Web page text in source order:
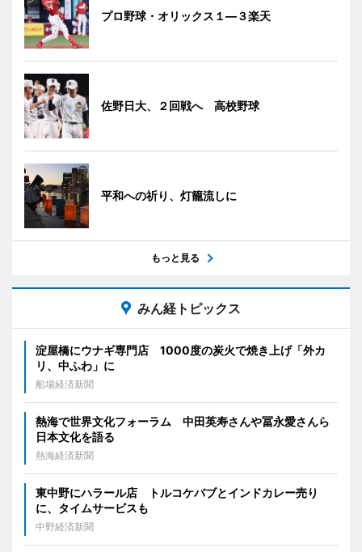
プロ野球・オリックス１―３楽天
佐野日大、２回戦へ 高校野球
平和への祈り、灯籠流しに
もっと見る
みん経トピックス
淀屋橋にウナギ専門店 1000度の炭火で焼き上げ「外カ
リ、中ふわ」に
船場経済新聞
熱海で世界文化フォーラム 中田英寿さんや冨永愛さんら
日本文化を語る
熱海経済新聞
東中野にハラール店 トルコケバブとインドカレー売り
に、タイムサービスも
中野経済新聞